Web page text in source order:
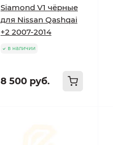
Siamond V1 чёрные
для Nissan Qashqai
+2 2007-2014
в наличии
8 500 руб.